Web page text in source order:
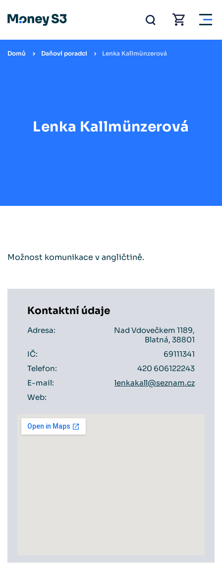
Domů Daňoví poradci Lenka Kallmünzerová
Lenka Kallmünzerová
Možnost komunikace v angličtině.
Kontaktní údaje
Adresa:
Nad Vdovečkem 1189,
Blatná, 38801
IČ:
69111341
Telefon:
420 606122243
E-mail:
lenkakall@seznam.cz
Web: